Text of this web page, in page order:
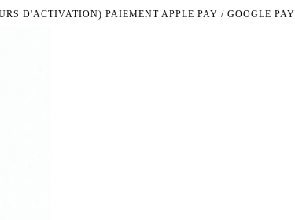
D'ACTIVATION) PAIEMENT APPLE PAY / GOOGLE PAY